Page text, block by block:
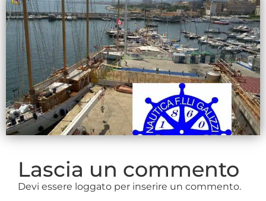
Lascia un commento
Devi essere loggato per inserire un commento.